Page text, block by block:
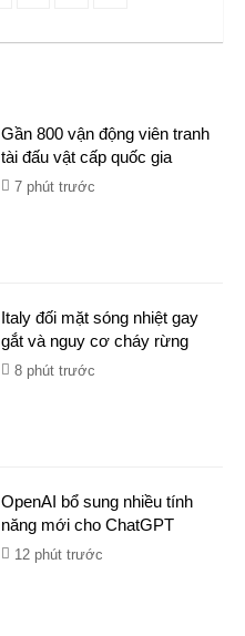
Gần 800 vận động viên tranh
tài đấu vật cấp quốc gia
7 phút trước
Italy đối mặt sóng nhiệt gay
gắt và nguy cơ cháy rừng
8 phút trước
OpenAI bổ sung nhiều tính
năng mới cho ChatGPT
12 phút trước